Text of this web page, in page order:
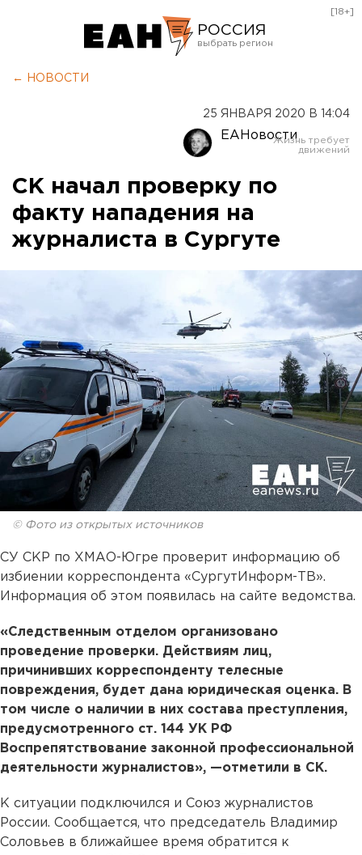
РОССИЯ
Оренбург
[18+]
← НОВОСТИ
25 ЯНВАРЯ 2020 В 14:04
ЕАНовости
СК начал проверку по
факту нападения на
журналиста в Сургуте
© Фото из открытых источников
СУ СКР по ХМАО-Югре проверит информацию об
избиении корреспондента «СургутИнформ-ТВ».
Информация об этом появилась на сайте ведомства.
«Следственным отделом организовано
проведение проверки. Действиям лиц,
причинивших корреспонденту телесные
повреждения, будет дана юридическая оценка. В
том числе о наличии в них состава преступления,
предусмотренного ст. 144 УК РФ
Воспрепятствование законной профессиональной
деятельности журналистов», —отметили в СК.
К ситуации подключился и Союз журналистов
России. Сообщается, что председатель Владимир
Соловьев в ближайшее время обратится к